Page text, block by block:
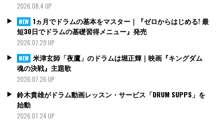
2026.08.4 UP
NEW 1ヵ月でドラムの基本をマスター｜『ゼロからはじめる! 最
短30日でドラムの基礎習得メニュー』発売
2026.07.29 UP
NEW 米津玄師「夜鷹」のドラムは堀正輝｜映画『キングダム
魂の決戦』主題歌
2026.07.26 UP
鈴木貴雄がドラム動画レッスン・サービス「DRUM SUPPS」を
始動
2026.07.24 UP